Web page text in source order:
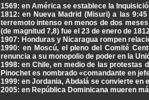
1569: en América se establece la
1812: en Nueva Madrid (Misuri) a las
terremoto intenso en menos de dos
(de magnitud 7,8) fue el 23 de enero de
1907: Honduras y Nicaragua rompen
1990: en Moscú, el pleno del Comité
renuncia a su monopolio de poder en la
1998: en Chile, en medio de las protestas
Pinochet es nombrado «comandante en
1999: en Jordania, Abdalá se convierte en
2005: en República Dominicana mueren